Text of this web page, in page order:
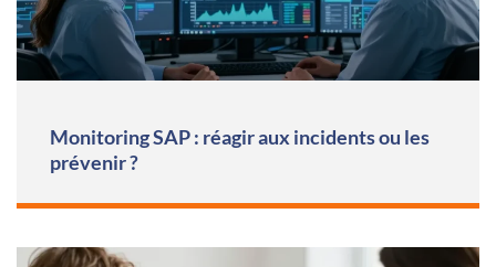
Monitoring SAP : réagir aux incidents ou les
prévenir ?